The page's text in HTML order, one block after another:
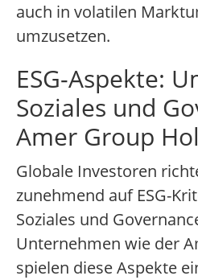
auch in volatilen
umzusetzen.
ESG-Aspekte:
Soziales und
Amer Group
Globale Investoren
zunehmend auf ESG-
Soziales und
Unternehmen wie der
spielen diese Aspekte